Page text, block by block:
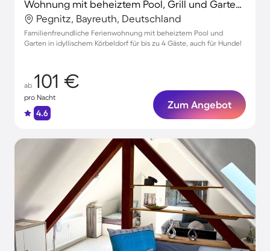
Wohnung mit beheiztem Pool, Grill und Garten | Perfekt für die Arbeit von Zuhause
Pegnitz, Bayreuth, Deutschland
Familienfreundliche Ferienwohnung mit beheiztem Pool und
Garten in idyllischem Körbeldorf für bis zu 4 Gäste, auch für Hunde!
ab 101 €
pro Nacht
4.6
Zum Angebot